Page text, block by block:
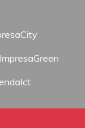
ImpresaGreen